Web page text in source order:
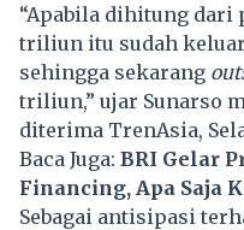
“Apabila dihitung dari
triliun itu sudah
sehingga sekarang
triliun,” ujar Sunarso
diterima TrenAsia,
Baca Juga: BRI Gelar
Financing, Apa Saja
Sebagai antisipasi